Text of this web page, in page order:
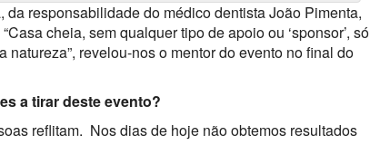
responsabilidade do médico dentista João Pimenta,
cheia, sem qualquer tipo de apoio ou ‘sponsor’, só
revelou-nos o mentor do evento no final do
a tirar deste evento?
reflitam. Nos dias de hoje não obtemos resultados